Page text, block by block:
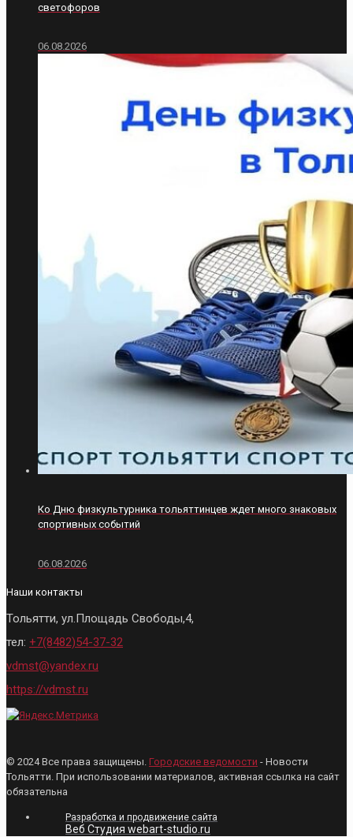
светофоров
06.08.2026
Ко Дню физкультурника тольяттинцев ждет много знаковых
спортивных событий
06.08.2026
Наши контакты
Тольятти, ул.Площадь Свободы,4,
тел: +7(8482)54-37-32
vdmst@yandex.ru
https://vdmst.ru
© 2024 Все права защищены. Городские ведомости - Новости
Тольятти. При использовании материалов, активная ссылка на сайт
обязательна
Разработка и продвижение сайта
Веб Студия webart-studio.ru